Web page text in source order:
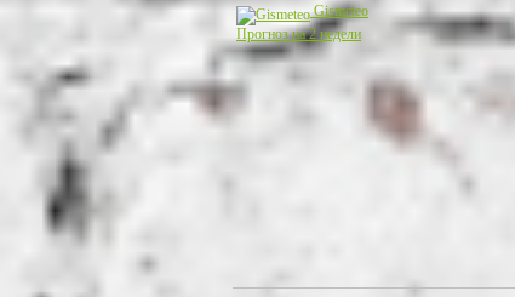
Gismeteo
Прогноз на 2 недели